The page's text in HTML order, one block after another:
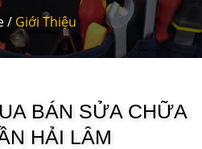
/ Giới Thiệu
BÁN SỬA CHỮA
HẢI LÂM